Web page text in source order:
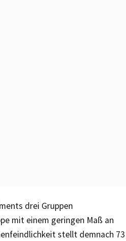
drei Gruppen
mit einem geringen Maß an
stellt demnach 73